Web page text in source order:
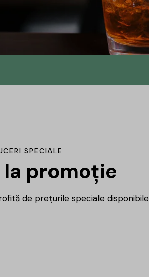
SPECIALE
promoție
de prețurile speciale